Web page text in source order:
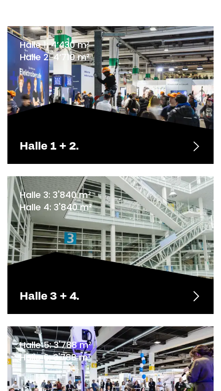
Halle 1: 4’430 m²
Halle 2: 4’710 m²
Halle 1 + 2.
Halle 3: 3'840 m²
Halle 4: 3'840 m²
Halle 3 + 4.
Halle 5: 3'788 m²
Halle 6: 3'788 m²